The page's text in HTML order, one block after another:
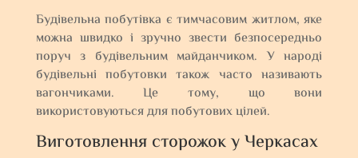
Будівельна побутівка є тимчасовим житлом, яке
можна швидко і зручно звести безпосередньо
поруч з будівельним майданчиком. У народі
будівельні побутовки також часто називають
вагончиками. Це тому, що вони
використовуються для побутових цілей.
Виготовлення сторожок у Черкасах